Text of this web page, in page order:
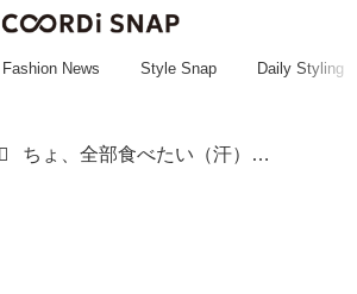
~~~~~~~~~~~
Fashion News Style Snap Daily Styling
ちょ、全部食べたい（汗）【セブン-イレブン】新作続々♡「しあわせ食感スイーツ」をチェック